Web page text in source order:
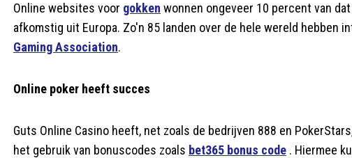
Online websites voor gokken wonnen ongeveer 10 percent van
afkomstig uit Europa. Zo'n 85 landen over de hele wereld hebben
Gaming Association.
Online poker heeft succes
Guts Online Casino heeft, net zoals de bedrijven 888 en
het gebruik van bonuscodes zoals bet365 bonus code . Hiermee